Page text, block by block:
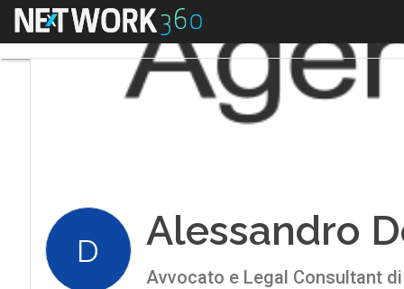
Menu
D Alessandro
Avvocato e Legal Consultant